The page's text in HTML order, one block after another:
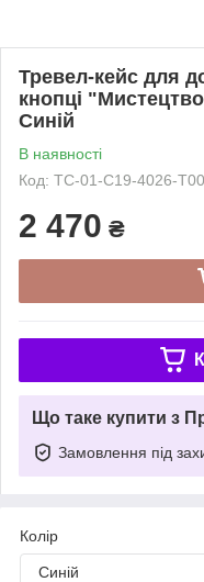
Тревел-кейс для
кнопці
Синій
В наявності
Код: TC-01-C19-4026-
2 470 ₴
Що таке купити з
Замовлення під
Колір
Синій